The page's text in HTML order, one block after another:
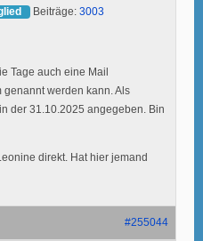
Beiträge: 3003
Tage auch eine Mail
werden kann. Als
der 31.10.2025 angegeben. Bin
direkt. Hat hier jemand
#255044